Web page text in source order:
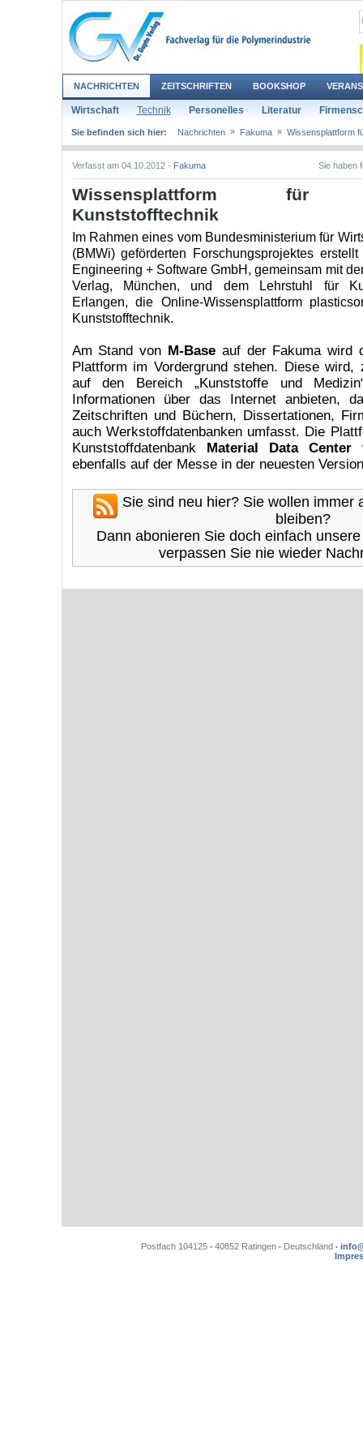
NACHRICHTEN ZEITSCHRIFTEN BOOKSHOP
Wirtschaft Technik Personelles Literatur
Sie befinden sich hier: Nachrichten » Fakuma » Wissensplattform
Verfasst am 04.10.2012 - Fakuma Sie haben
Wissensplattform für
Kunststofftechnik
Im Rahmen eines vom Bundesministerium für
(BMWi) geförderten Forschungsprojektes
Engineering + Software GmbH, gemeinsam mit
Verlag, München, und dem Lehrstuhl für
Erlangen, die Online-Wissensplattform
Kunststofftechnik.
Am Stand von M-Baseauf der Fakuma wird
Plattform im Vordergrund stehen. Diese wird,
auf den Bereich „Kunststoffe und
Informationen über das Internet anbieten,
Zeitschriften und Büchern, Dissertationen,
auch Werkstoffdatenbanken umfasst. Die
Kunststoffdatenbank Material Data Center
ebenfalls auf der Messe in der neuesten
Sie sind neu hier? Sie wollen immer
bleiben?
Dann abonieren Sie doch einfach
verpassen Sie nie wieder
Postfach 104125 •40852 Ratingen •Deutschland •